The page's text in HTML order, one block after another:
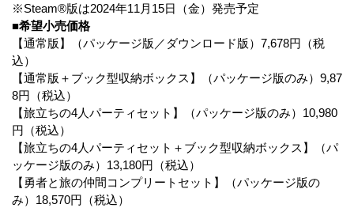
※Steam®版は2024年11月15日（金）発売予定
■希望小売価格
【通常版】（パッケージ版／ダウンロード版）7,678円（税
込）
【通常版＋ブック型収納ボックス】（パッケージ版のみ）9,87
8円（税込）
【旅立ちの4人パーティセット】（パッケージ版のみ）10,980
円（税込）
【旅立ちの4人パーティセット＋ブック型収納ボックス】（パ
ッケージ版のみ）13,180円（税込）
【勇者と旅の仲間コンプリートセット】（パッケージ版の
み）18,570円（税込）